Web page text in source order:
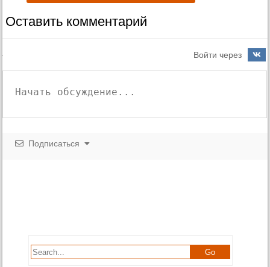
Оставить комментарий
Войти через
Подписаться